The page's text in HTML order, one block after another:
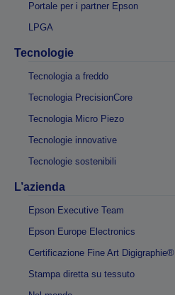
Portale per i partner Epson
LPGA
Tecnologie
Tecnologia a freddo
Tecnologia PrecisionCore
Tecnologia Micro Piezo
Tecnologie innovative
Tecnologie sostenibili
L’azienda
Epson Executive Team
Epson Europe Electronics
Certificazione Fine Art Digigraphie®
Stampa diretta su tessuto